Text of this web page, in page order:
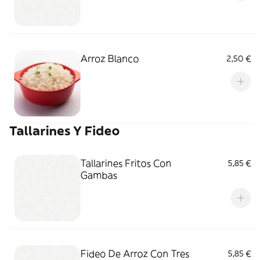
Arroz Blanco 2,50 €
Tallarines Y Fideo
Tallarines Fritos Con
Gambas
5,85 €
Fideo De Arroz Con Tres
5,85 €